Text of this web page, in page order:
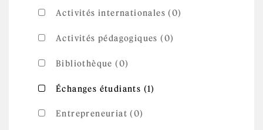
Activités internationales (0)
Activités pédagogiques (0)
Bibliothèque (0)
Apply Échanges étudiants filter
Échanges étudiants (1)
Entrepreneuriat (0)